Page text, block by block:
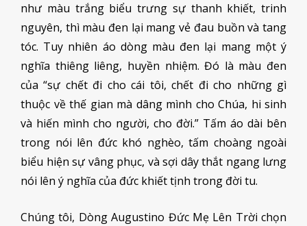
như màu trắng biểu trưng sự thanh khiết, trinh
nguyên, thì màu đen lại mang vẻ đau buồn và tang
tóc. Tuy nhiên áo dòng màu đen lại mang một ý
nghĩa thiêng liêng, huyền nhiệm. Đó là màu đen
của “sự chết đi cho cái tôi, chết đi cho những gì
thuộc về thế gian mà dâng mình cho Chúa, hi sinh
và hiến mình cho người, cho đời.” Tấm áo dài bên
trong nói lên đức khó nghèo, tấm choàng ngoài
biểu hiện sự vâng phục, và sợi dây thắt ngang lưng
nói lên ý nghĩa của đức khiết tịnh trong đời tu.
Chúng tôi, Dòng Augustino Đức Mẹ Lên Trời chọn